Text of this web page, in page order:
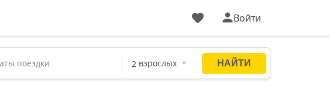
Войти